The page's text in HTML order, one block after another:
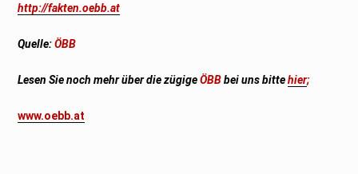
http://fakten.oebb.at
Quelle:ÖBB
Lesen Sie noch mehr über die zügigeÖBBbei uns bittehier;
www.oebb.at